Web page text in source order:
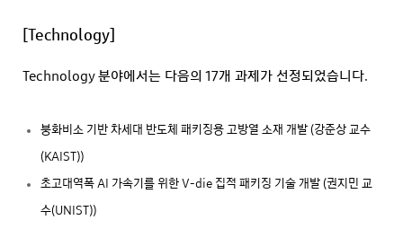
[Technology]
Technology 분야에서는 다음의 17개 과제가 선정되었습니다.
붕화비소 기반 차세대 반도체 패키징용 고방열 소재 개발 (강준상 교수
(KAIST))
초고대역폭 AI 가속기를 위한 V-die 집적 패키징 기술 개발 (권지민 교
수(UNIST))